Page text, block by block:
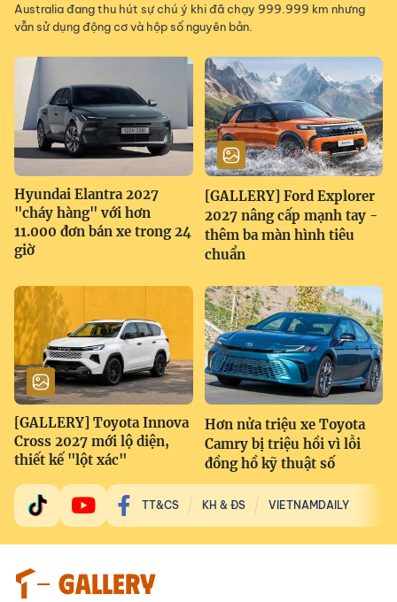
Australia đang thu hút sự chú ý khi đã chạy 999.999 km nhưng
vẫn sử dụng động cơ và hộp số nguyên bản.
Hyundai Elantra 2027
"cháy hàng" với hơn
11.000 đơn bán xe trong 24
giờ
[GALLERY] Ford Explorer
2027 nâng cấp mạnh tay -
thêm ba màn hình tiêu
chuẩn
[GALLERY] Toyota Innova
Cross 2027 mới lộ diện,
thiết kế "lột xác"
Hơn nửa triệu xe Toyota
Camry bị triệu hồi vì lỗi
đồng hồ kỹ thuật số
TT&CS KH & ĐS VIETNAMDAILY
GALLERY